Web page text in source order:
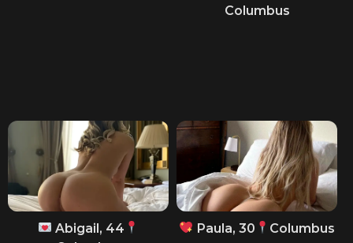
Columbus
Abigail, 44
Paula, 30 Columbus